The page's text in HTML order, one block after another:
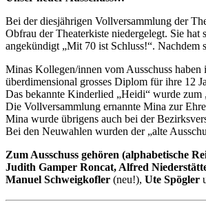
Bei der diesjährigen Vollversammlung der
Obfrau der Theaterkiste niedergelegt. Sie
angekündigt „Mit 70 ist Schluss!“. Nachdem
Minas Kollegen/innen vom Ausschuss
überdimensional grosses Diplom für ihre 12
Das bekannte Kinderlied „Heidi“ wurde
Die Vollversammlung ernannte Mina zur
Mina wurde übrigens auch bei der
Bei den Neuwahlen wurden der „alte
Zum Ausschuss gehören (alphabetische
Judith Gamper Roncat, Alfred
Manuel Schweigkofler (neu!), Ute Spögler